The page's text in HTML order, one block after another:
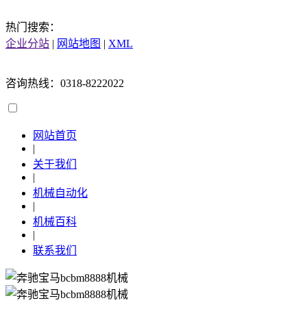
热门搜索：
企业分站 | 网站地图 | XML
咨询热线：0318-8222022
网站首页
|
关于我们
|
机械自动化
|
机械百科
|
联系我们